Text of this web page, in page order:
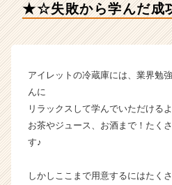
チ
長
か
ら
ウ
★☆失敗から学んだ
アイレットの冷蔵庫には、業界勉
んに
リラックスして学んでいただける
お茶やジュース、お酒まで！たく
す♪
しかしここまで用意するにはたく